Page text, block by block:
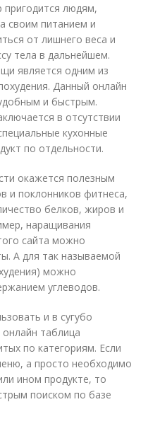
пригодится людям,
своим питанием и
от лишнего веса и
тела в дальнейшем.
является одним из
Данный онлайн
и быстрым.
в отсутствии
кухонные
по отдельности.
окажется полезным
и поклонников фитнеса,
белков, жиров и
наращивания
сайта можно
А для так называемой
можно
углеводов.
и в сугубо
таблица
по категориям. Если
а просто необходимо
ином продукте, то
поиском по базе